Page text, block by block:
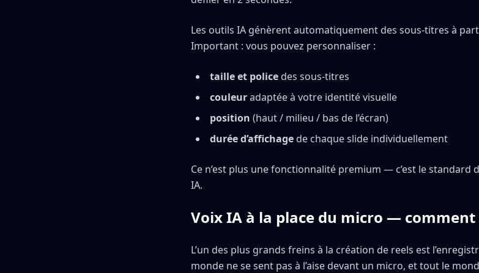
Les outils IA génèrent automatiquement des sous-titres à
Important : vous pouvez personnaliser :
taille et police des sous-titres
couleuradaptée à votre identité visuelle
position (haut / milieu / bas de l’écran)
durée d’affichage de chaque slide individuellement
Ce n’est plus une fonctionnalité premium — c’est le
IA.
Voix IA à la place du micro — comment
L’un des plus grands freins à la création de reels est
monde ne se sent pas à l’aise devant un micro, et tout le